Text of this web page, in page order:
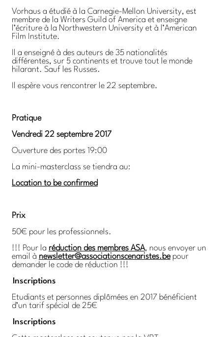
Vorhaus a étudié à la Carnegie-Mellon University, est
membre de la Writers Guild of America et enseigne
l’écriture à la Northwestern University et à l’American
Film Institute.
Il a enseigné à des auteurs de 35 nationalités
différentes, sur 5 continents et trouve tout le monde
hilarant. Sauf les Russes.
Il espère vous rencontrer le 22 septembre.
Pratique
Vendredi 22 septembre 2017
Ouverture des portes 19:00
La mini-masterclass se tiendra au:
Location to be confirmed
Prix
50€ pour les professionnels.
!!! Pour la réduction des membres ASA, nous envoyer un
email à newsletter@associationscenaristes.bepour
demander le code de réduction !!!
Inscriptions
Etudiants et personnes diplômées en 2017 bénéficient
d’un tarif spécial de 25€
Inscriptions